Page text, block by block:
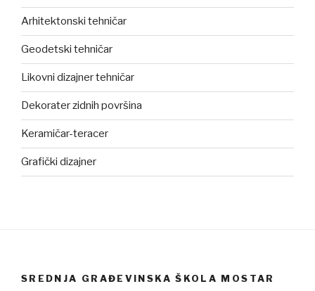
Arhitektonski tehničar
Geodetski tehničar
Likovni dizajner tehničar
Dekorater zidnih površina
Keramičar-teracer
Grafički dizajner
SREDNJA GRAĐEVINSKA ŠKOLA MOSTAR